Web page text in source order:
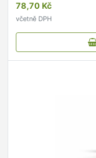
78,70 Kč
včetně DPH